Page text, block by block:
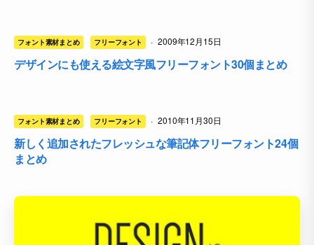
フォント素材まとめ フリーフォント · 2009年12月15日
デザインにも使える絵文字風フリーフォント30個まとめ
フォント素材まとめ フリーフォント · 2010年11月30日
新しく追加されたフレッシュな筆記体フリーフォント24個
まとめ